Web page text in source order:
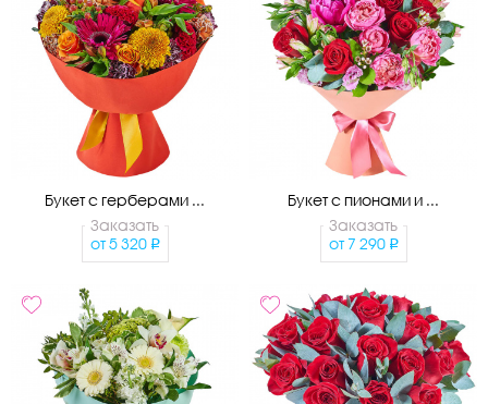
Букет с герберами ...
Заказать
от 5 320
Букет с пионами и ...
Заказать
от 7 290